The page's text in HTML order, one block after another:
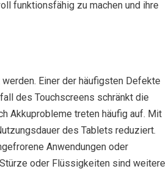
funktionsfähig zu machen und ihre
Einer der häufigsten Defekte
des Touchscreens schränkt die
Akkuprobleme treten häufig auf. Mit
des Tablets reduziert.
Anwendungen oder
oder Flüssigkeiten sind weitere